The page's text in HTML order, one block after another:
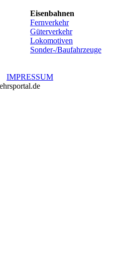
Eisenbahnen
Fernverkehr
Güterverkehr
Lokomotiven
Sonder-/Baufahrzeuge
IMPRESSUM